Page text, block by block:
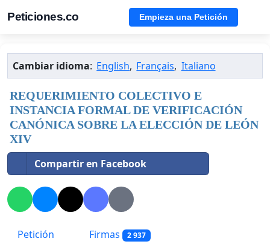
Peticiones.co Empieza una Petición
Cambiar idioma: English, Français, Italiano
REQUERIMIENTO COLECTIVO E
INSTANCIA FORMAL DE VERIFICACIÓN
CANÓNICA SOBRE LA ELECCIÓN DE LEÓN
XIV
Compartir en Facebook
Petición Firmas 2 937